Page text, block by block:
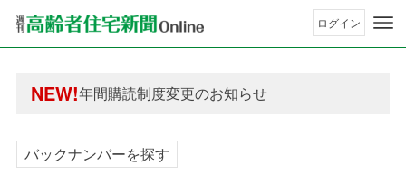
ログイン
NEW!
年間購読制度変更のお知らせ
年間購読制度変更のお知らせ
高齢者住宅新聞 無料会員の皆様へ閲覧本数変更
バックナンバーを探す